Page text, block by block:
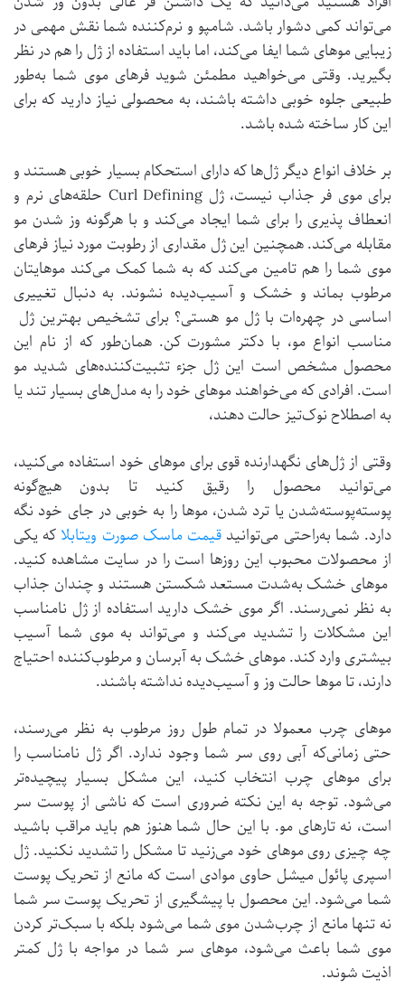
می‌تواند کمی دشوار باشد. شامپو و نرم‌کننده شما نقش مهمی در
زیبایی موهای شما ایفا می‌کند، اما باید استفاده از ژل را هم در نظر
بگیرید. وقتی می‌خواهید مطمئن شوید فرهای موی شما به‌طور
طبیعی جلوه خوبی داشته باشند، به محصولی نیاز دارید که برای
این کار ساخته شده باشد.
بر خلاف انواع دیگر ژل‌ها که دارای استحکام بسیار خوبی هستند و
برای موی فر جذاب نیست، ژل Curl Defining حلقه‌های نرم و
انعطاف پذیری را برای شما ایجاد می‌کند و با هرگونه وز شدن مو
مقابله می‌کند. همچنین این ژل مقداری از رطوبت مورد نیاز فر‌های
موی شما را هم تامین می‌کند که به شما کمک می‌کند موهایتان
مرطوب بماند و خشک و آسیب‌دیده نشوند. به دنبال تغییری
اساسی در چهره‌ات با ژل مو هستی؟ برای تشخیص بهترین ژل
مناسب انواع مو، با دکتر مشورت کن. همان‌طور که از نام این
محصول مشخص است این ژل جزء تثبیت‌کننده‌های شدید مو
است. افرادی که می‌خواهند موهای خود را به مدل‌های بسیار تند یا
به اصطلاح نوک‌تیز حالت دهند،
وقتی از ژل‌های نگهدارنده قوی برای موهای خود استفاده می‌کنید،
می‌توانید محصول را رقیق کنید تا بدون هیچ‌گونه
پوسته‌پوسته‌شدن یا ترد شدن، موها را به خوبی در جای خود نگه
دارد. شما به‌راحتی می‌توانید قیمت ماسک صورت ویتابلا که یکی
از محصولات محبوب این روزها است را در سایت مشاهده کنید.
موهای خشک به‌شدت مستعد شکستن هستند و چندان جذاب
به نظر نمی‌رسند. اگر موی خشک دارید استفاده از ژل نامناسب
این مشکلات را تشدید می‌کند و می‌تواند به موی شما آسیب
بیشتری وارد کند. موهای خشک به آبرسان و مرطوب‌کننده احتیاج
دارند، تا موها حالت وز و آسیب‌دیده نداشته باشند.
موهای چرب معمولا در تمام طول روز مرطوب به نظر می‌رسند،
حتی زمانی‌که آبی روی سر شما وجود ندارد. اگر ژل نامناسب را
برای موهای چرب انتخاب کنید، این مشکل بسیار پیچیده‌تر
می‌شود. توجه به این نکته ضروری است که ناشی از پوست سر
است، نه تارهای مو. با این حال شما هنوز هم باید مراقب باشید
چه چیزی روی موهای خود می‌زنید تا مشکل را تشدید نکنید. ژل
اسپری پائول میشل حاوی موادی است که مانع از تحریک پوست
شما می‌شود. این محصول با پیشگیری از تحریک پوست سر شما
نه تنها مانع از چرب‌شدن موی شما می‌شود بلکه با سبک‌تر کردن
موی شما باعث می‌شود، موهای سر شما در مواجه با ژل کمتر
اذیت شوند.